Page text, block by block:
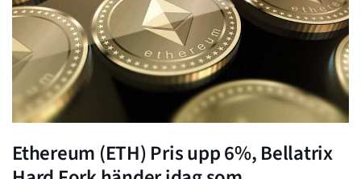
Ethereum (ETH) Pris upp 6%, Bellatrix